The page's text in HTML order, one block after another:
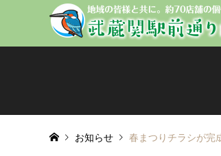
お知らせ 春まつりチラシが完